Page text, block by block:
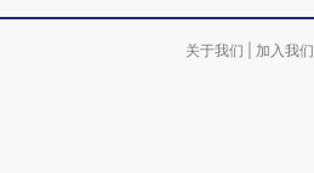
关于我们 加入我们